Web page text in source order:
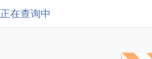
正在查询中